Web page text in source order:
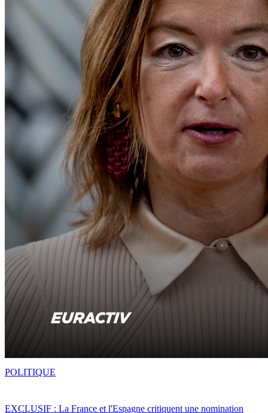
EXCLUSIF : La France et l'Espagne critiquent une nomination
POLITIQUE